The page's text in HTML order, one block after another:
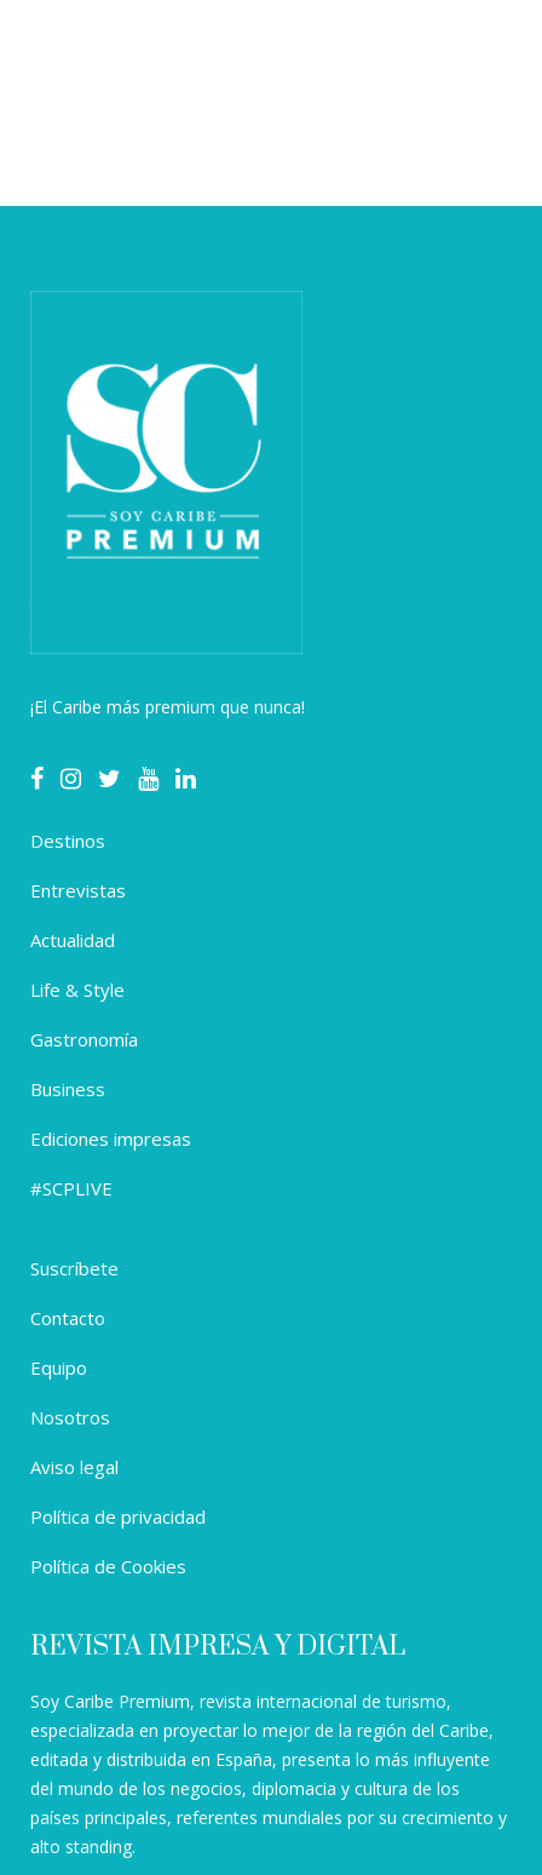
¡El Caribe más premium que nunca!
Destinos
Entrevistas
Actualidad
Life & Style
Gastronomía
Business
Ediciones impresas
#SCPLIVE
Suscríbete
Contacto
Equipo
Nosotros
Aviso legal
Política de privacidad
Política de Cookies
REVISTA IMPRESA Y DIGITAL
Soy Caribe Premium, revista internacional de turismo,
especializada en proyectar lo mejor de la región del Caribe,
editada y distribuida en España, presenta lo más influyente
del mundo de los negocios, diplomacia y cultura de los
países principales, referentes mundiales por su crecimiento y
alto standing.